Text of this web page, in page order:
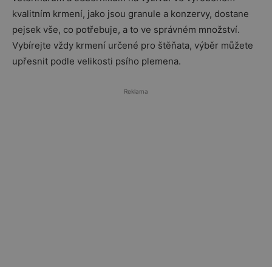
kvalitním krmení, jako jsou granule a konzervy, dostane
pejsek vše, co potřebuje, a to ve správném množství.
Vybírejte vždy krmení určené pro štěňata, výběr můžete
upřesnit podle velikosti psího plemena.
Reklama